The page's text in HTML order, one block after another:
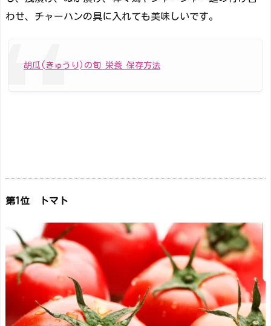
わせ、チャーハンの具に入れても美味しいです。
胡瓜(きゅうり)の旬 栄養 保存方法
第1位 トマト